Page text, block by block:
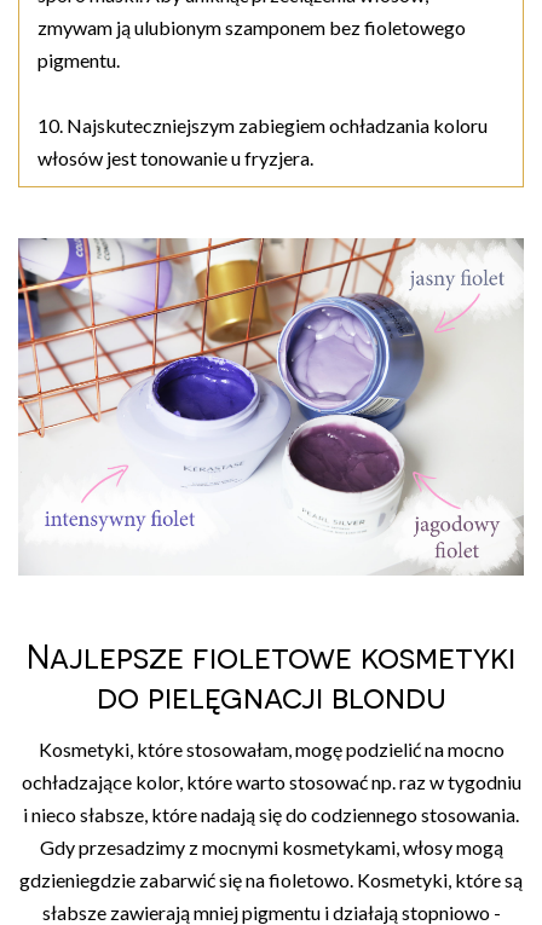
zmywam ją ulubionym szamponem bez fioletowego
pigmentu.
10. Najskuteczniejszym zabiegiem ochładzania koloru
włosów jest tonowanie u fryzjera.
Najlepsze fioletowe kosmetyki
do pielęgnacji blondu
Kosmetyki, które stosowałam, mogę podzielić na mocno
ochładzające kolor, które warto stosować np. raz w tygodniu
i nieco słabsze, które nadają się do codziennego stosowania.
Gdy przesadzimy z mocnymi kosmetykami, włosy mogą
gdzieniegdzie zabarwić się na fioletowo. Kosmetyki, które są
słabsze zawierają mniej pigmentu i działają stopniowo -